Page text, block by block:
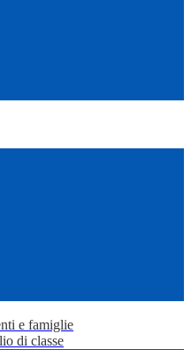
e famiglie
di classe